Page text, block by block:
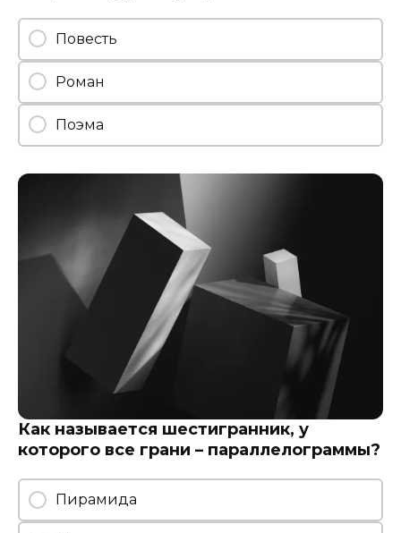
Повесть
Роман
Поэма
Как называется шестигранник, у
которого все грани – параллелограммы?
Пирамида